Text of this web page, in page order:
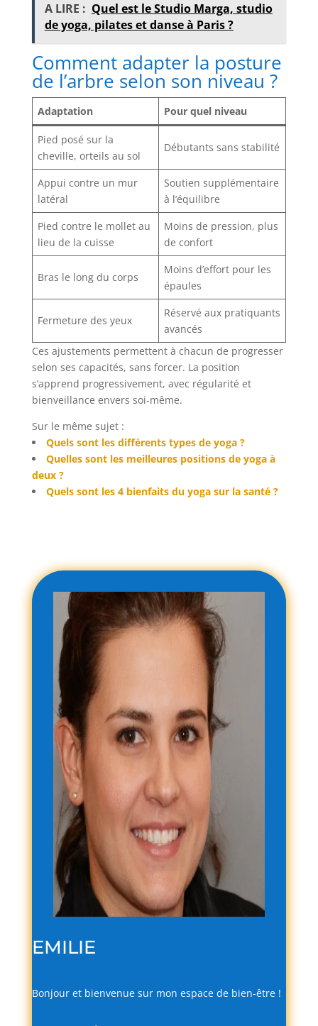
A LIRE : Quel est le Studio Marga, studio
de yoga, pilates et danse à Paris ?
Comment adapter la posture
de l’arbre selon son niveau ?
Adaptation Pour quel niveau
Pied posé sur la
cheville, orteils au sol
Débutants sans stabilité
Appui contre un mur
latéral
Soutien supplémentaire
à l’équilibre
Pied contre le mollet au
lieu de la cuisse
Moins de pression, plus
de confort
Bras le long du corps
Moins d’effort pour les
épaules
Fermeture des yeux
Réservé aux pratiquants
avancés
Ces ajustements permettent à chacun de progresser
selon ses capacités, sans forcer. La position
s’apprend progressivement, avec régularité et
bienveillance envers soi-même.
Sur le même sujet :
Quels sont les différents types de yoga ?
Quelles sont les meilleures positions de yoga à
deux ?
Quels sont les 4 bienfaits du yoga sur la santé ?
EMILIE
Bonjour et bienvenue sur mon espace de bien-être !